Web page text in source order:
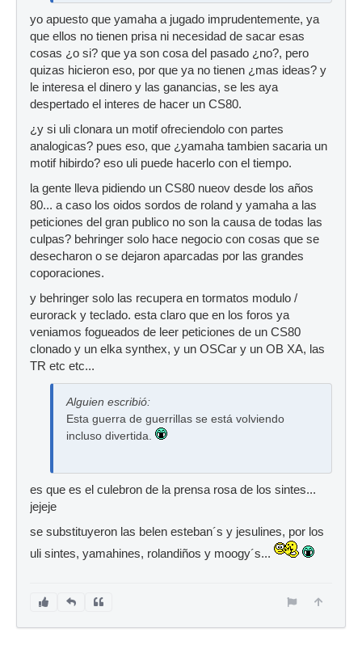
yo apuesto que yamaha a jugado imprudentemente, ya
que ellos no tienen prisa ni necesidad de sacar esas
cosas ¿o si? que ya son cosa del pasado ¿no?, pero
quizas hicieron eso, por que ya no tienen ¿mas ideas? y
le interesa el dinero y las ganancias, se les aya
despertado el interes de hacer un CS80.
¿y si uli clonara un motif ofreciendolo con partes
analogicas? pues eso, que ¿yamaha tambien sacaria un
motif hibirdo? eso uli puede hacerlo con el tiempo.
la gente lleva pidiendo un CS80 nueov desde los años
80... a caso los oidos sordos de roland y yamaha a las
peticiones del gran publico no son la causa de todas las
culpas? behringer solo hace negocio con cosas que se
desecharon o se dejaron aparcadas por las grandes
coporaciones.
y behringer solo las recupera en tormatos modulo /
eurorack y teclado. esta claro que en los foros ya
veniamos fogueados de leer peticiones de un CS80
clonado y un elka synthex, y un OSCar y un OB XA, las
TR etc etc...
Alguien escribió:
Esta guerra de guerrillas se está volviendo
incluso divertida.
es que es el culebron de la prensa rosa de los sintes...
jejeje
se substituyeron las belen esteban´s y jesulines, por los
uli sintes, yamahines, rolandiños y moogy´s...